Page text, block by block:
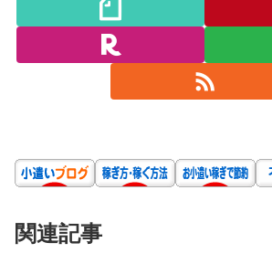
関連記事